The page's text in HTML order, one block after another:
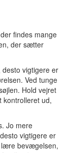
findes mange
der sætter
vigtigere er
Ved tunge
Hold vejret
kontrolleret ud,
Jo mere
vigtigere er
lære bevægelsen,